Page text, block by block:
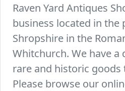
Raven Yard Antiques
business located in
Shropshire in the
Whitchurch. We have a
rare and historic
Please browse our